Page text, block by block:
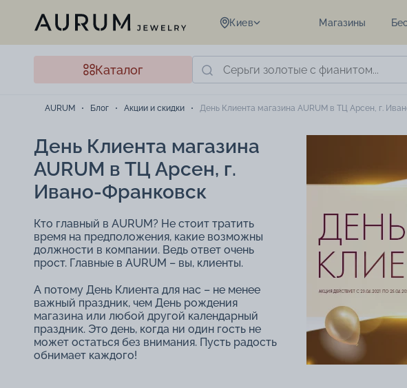
Киев Магазины
Каталог
AURUM Блог Акции и скидки День Клиента магазина AURUM в ТЦ Арсен, г.
День Клиента магазина
AURUM в ТЦ Арсен, г.
Ивано-Франковск
Кто главный в AURUM? Не стоит тратить
время на предположения, какие возможны
должности в компании. Ведь ответ очень
прост. Главные в AURUM – вы, клиенты.
А потому День Клиента для нас – не менее
важный праздник, чем День рождения
магазина или любой другой календарный
праздник. Это день, когда ни один гость не
может остаться без внимания. Пусть радость
обнимает каждого!